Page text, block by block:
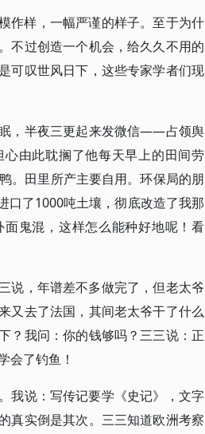
样，一幅严谨的样子。至于为什
不过创造一个机会，给久久不用的
可叹世风日下，这些专家学者们现
，半夜三更起来发微信——占领舆
由此耽搁了他每天早上的田间劳
。田里所产主要自用。环保局的朋
口了1000吨土壤，彻底改造了我那
鬼混，这样怎么能种好地呢！看
说，年谱差不多做完了，但老太爷
又去了法国，其间老太爷干了什么
？我问：你的钱够吗？三三说：正
会了钓鱼！
我说：写传记要学《史记》，文字
真实倒是其次。三三知道欧洲考察